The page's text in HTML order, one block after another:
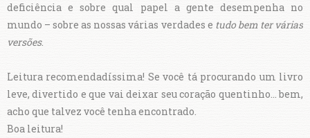
deficiência e sobre qual papel a gente desempenha no
mundo – sobre as nossas várias verdades e tudo bem ter várias
versões.
Leitura recomendadíssima! Se você tá procurando um livro
leve, divertido e que vai deixar seu coração quentinho... bem,
acho que talvez você tenha encontrado.
Boa leitura!